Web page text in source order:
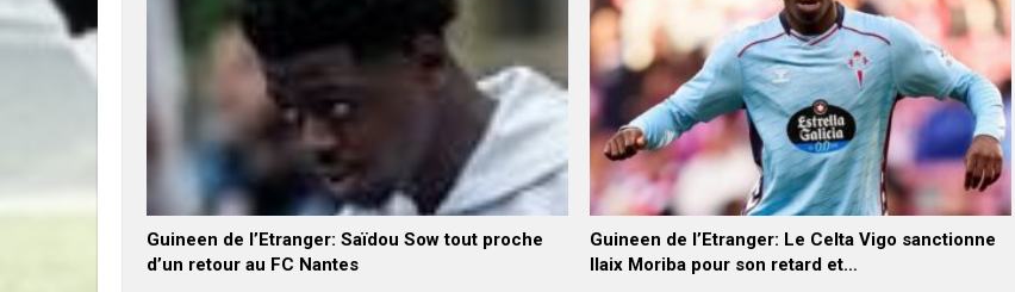
Guineen de l’Etranger: Saïdou Sow tout proche
d’un retour au FC Nantes
Guineen de l’Etranger: Le Celta Vigo sanctionne
Ilaix Moriba pour son retard et…